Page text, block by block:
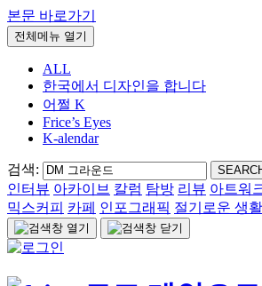
본문 바로가기
전체메뉴 열기
ALL
한국에서 디자인을 합니다
어쩔 K
Frice’s Eyes
K-alendar
검색:
인터뷰 아카이브 칼럼 탐방 리뷰 아트워
믹스커피 카페 인포그래픽 절기로운 생활